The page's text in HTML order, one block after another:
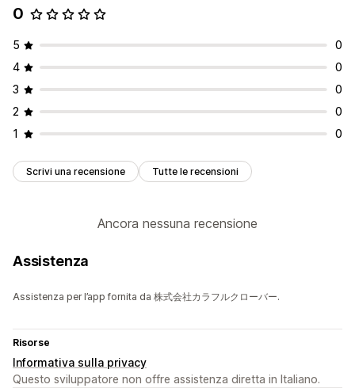
0
5
0
4
0
3
0
2
0
1
0
Scrivi una recensione Tutte le recensioni
Ancora nessuna recensione
Assistenza
Assistenza per l’app fornita da 株式会社カラフルクローバー.
Risorse
Informativa sulla privacy
Questo sviluppatore non offre assistenza diretta in Italiano.